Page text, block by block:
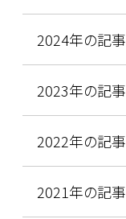
2024年の記事
2023年の記事
2022年の記事
2021年の記事